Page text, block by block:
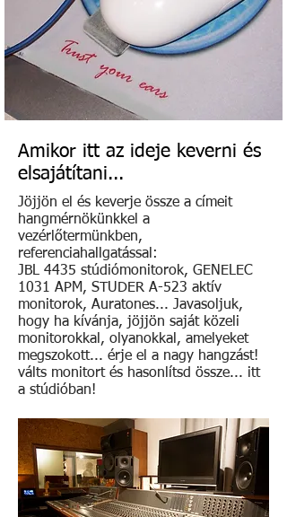
Amikor itt az ideje keverni és
elsajátítani...
Jöjjön el és keverje össze a címeit
hangmérnökünkkel a
vezérlőtermünkben,
referenciahallgatással:
JBL 4435 stúdiómonitorok, GENELEC
1031 APM, STUDER A-523 aktív
monitorok, Auratones... Javasoljuk,
hogy ha kívánja, jöjjön saját közeli
monitorokkal, olyanokkal, amelyeket
megszokott... érje el a nagy hangzást!
válts monitort és hasonlítsd össze... itt
a stúdióban!